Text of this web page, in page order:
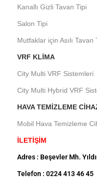
Kanallı Gizli Tavan Tipi
Salon Tipi
Mutfaklar için Asılı Tavan
VRF KLIMA
City Multi VRF Sistemleri
City Multi Hybrid VRF
HAVA TEMIZLEME
Mobil Hava Temizleme
İLETİŞİM
Adres : Beşevler Mh.
Telefon : 0224 413 46 45